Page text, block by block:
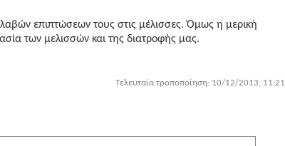
επιπτώσεων τους στις μέλισσες. Όμως η μερική
των μελισσών και της διατροφής μας.
Τελευταία τροποποίηση: 10/12/2013, 11:21